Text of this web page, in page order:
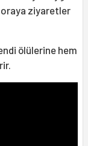
oraya ziyaretler
ölülerine hem